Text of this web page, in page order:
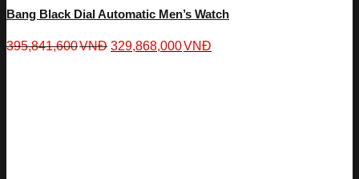
Bang Black Dial Automatic Men’s Watch
395,841,600VNĐ 329,868,000VNĐ